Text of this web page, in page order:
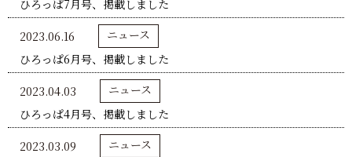
ひろっぱ7月号、掲載しました
2023.06.16
ニュース
ひろっぱ6月号、掲載しました
2023.04.03
ニュース
ひろっぱ4月号、掲載しました
2023.03.09
ニュース